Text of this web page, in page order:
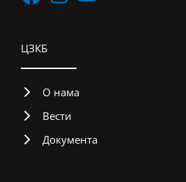
ЦЗКБ
О нама
Вести
Документа